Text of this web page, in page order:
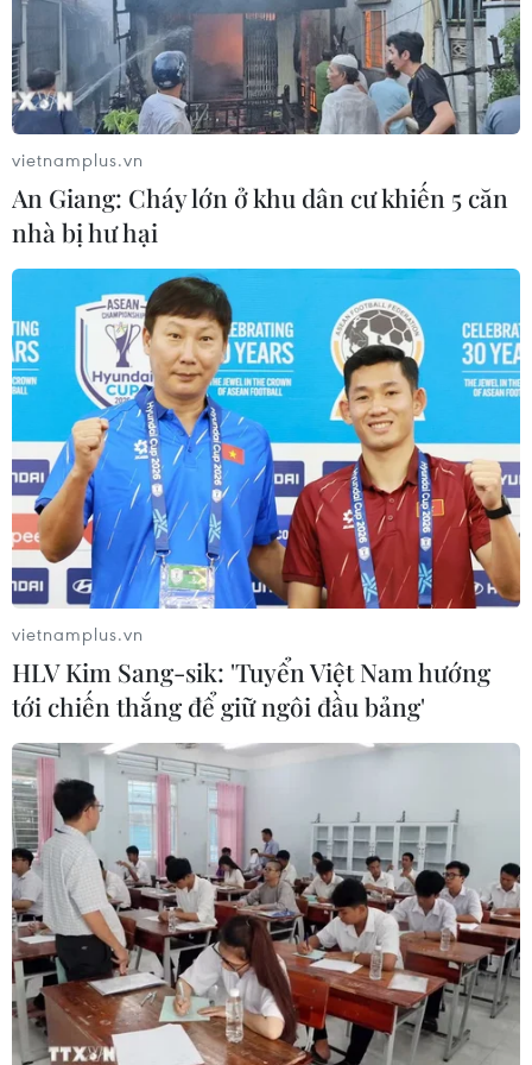
Lễ hội khinh khí cầu quốc tế Tuyên Quang
thu hút hàng nghìn người tham gia
27/04/2024 01:30
Lễ hội năm nay có 22 khinh khí cầu tiêu chuẩn quốc tế
do các phi công dày dạn kinh nghiệm đến từ nhiều
quốc gia như Anh, Australia, Tây Ban Nha, Hà Lan,
Nhật Bản, Trung Quốc, Thái Lan và Việt Nam.
Tỉnh Tuyên Quan tổ chức Lễ hội Ánh sáng
Khinh Khí cầu Quốc tế năm 2024
03/04/2024 12:50
vietnamplus.vn
An Giang: Cháy lớn ở khu dân cư khiến 5 căn
nhà bị hư hại
vietnamplus.vn
HLV Kim Sang-sik: 'Tuyển Việt Nam hướng
tới chiến thắng để giữ ngôi đầu bảng'